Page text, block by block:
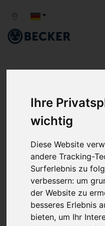
Ihre
wichtig
Diese Website
andere Tracking-
Surferlebnis zu
verbessern: um
der Website zu
besseres Erlebnis
bieten, um Ihr